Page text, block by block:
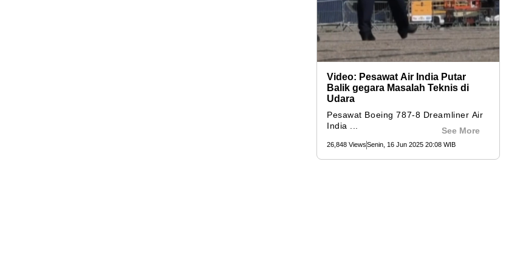
Video: Pesawat Air India Putar
Balik gegara Masalah Teknis di
Udara
Pesawat Boeing 787-8 Dreamliner Air
India ...
See More
26,848 ViewsSenin, 16 Jun 2025 20:08 WIB